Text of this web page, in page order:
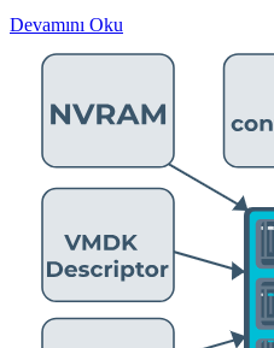
Devamını Oku